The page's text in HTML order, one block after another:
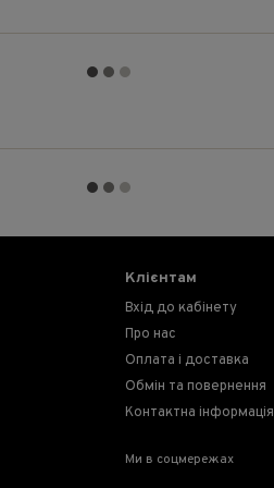
Клієнтам
Вхід до кабінету
Про нас
Оплата і доставка
Обмін та повернення
Контактна інформація
Ми в соцмережах